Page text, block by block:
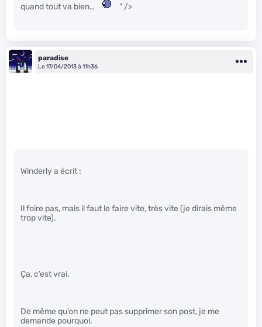
quand tout va bien…
" />
paradise
Le 17/04/2013 à 11h36
Winderly a écrit :
Il foire pas, mais il faut le faire vite, très vite (je dirais même
trop vite).
Ça, c’est vrai.
De même qu’on ne peut pas supprimer son post, je me
demande pourquoi.